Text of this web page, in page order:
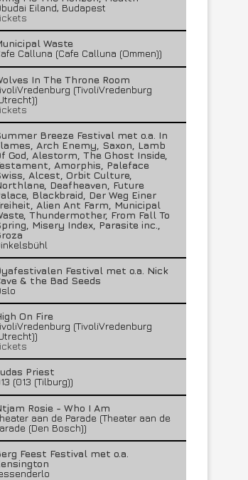
Eiland, Budapest
Waste
Calluna (Cafe Calluna (Ommen))
In The Throne Room
(TivoliVredenburg
Breeze Festival met o.a. In
Arch Enemy, Saxon, Lamb
God, Alestorm, The Ghost Inside,
Amorphis, Paleface
Alcest, Orbit Culture,
Deafheaven, Future
Blackbraid, Der Weg Einer
Alien Ant Farm, Municipal
Thundermother, From Fall To
Misery Index, Parasite inc.,
Festival met o.a. Nick
& the Bad Seeds
On Fire
(TivoliVredenburg
Priest
(013 (Tilburg))
Rosie - Who I Am
aan de Parade (Theater aan de
(Den Bosch))
Feest Festival met o.a.